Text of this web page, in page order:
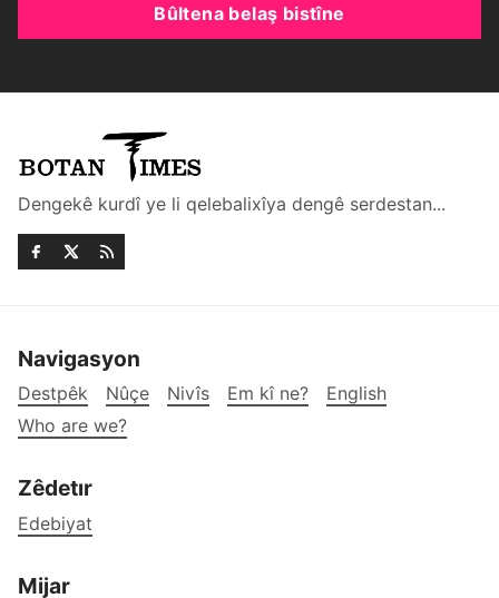
Bûltena belaş bistîne
Dengekê kurdî ye li qelebalixîya dengê serdestan...
Navigasyon
Destpêk Nûçe Nivîs Em kî ne?
English
Who are we?
Zêdetır
Edebiyat
Mijar